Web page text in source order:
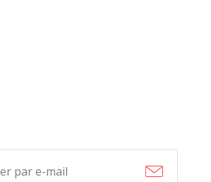
par e-mail